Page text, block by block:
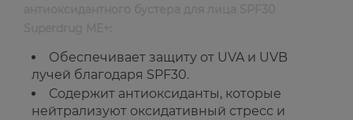
Обеспечивает защиту от UVA и UVB
лучей благодаря SPF30.
Содержит антиоксиданты, которые
нейтрализуют оксидативный стресс и